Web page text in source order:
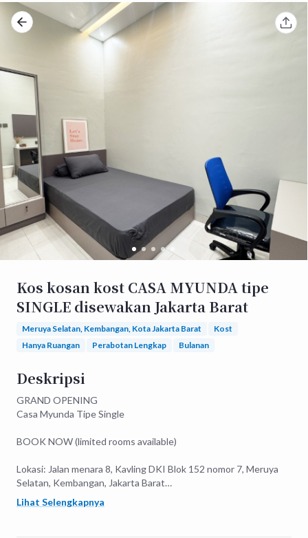
Kos kosan kost CASA MYUNDA tipe
SINGLE disewakan Jakarta Barat
Meruya Selatan, Kembangan, Kota Jakarta Barat
Kost
Hanya Ruangan
Perabotan Lengkap Bulanan
Deskripsi
GRAND OPENING
Casa Myunda Tipe Single
BOOK NOW (limited rooms available)
Lokasi: Jalan menara 8, Kavling DKI Blok 152 nomor 7, Meruya
Selatan, Kembangan, Jakarta Barat
*Dekat dengan Puri Indah Mall, Lippo Mall Puri & Green Lake
Lihat Selengkapnya